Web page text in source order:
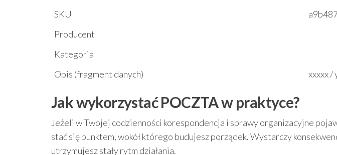
SKU
Producent
Kategoria
Opis (fragment danych)
xxxxx /
Jak wykorzystać POCZTA w praktyce?
Jeżeli w Twojej codzienności korespondencja i sprawy organizacyjne
stać się punktem, wokół którego budujesz porządek. Wystarczy
utrzymujesz stały rytm działania.